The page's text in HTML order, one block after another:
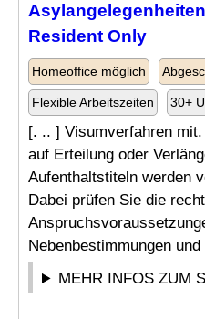
Resident Only
Homeoffice möglich
Flexible Arbeitszeiten 30+
[. .. ] Visumverfahren
auf Erteilung oder
Aufenthaltstiteln werden
Dabei prüfen Sie die
Nebenbestimmungen
MEHR INFOS ZUM